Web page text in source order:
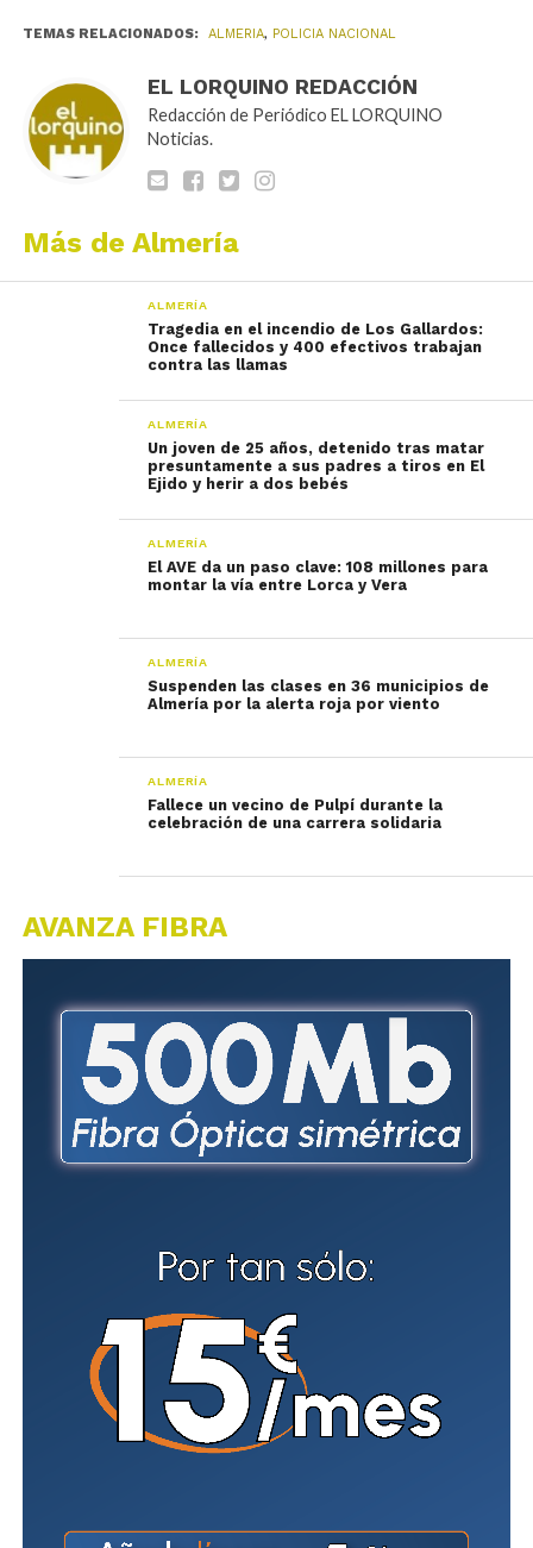
TEMAS RELACIONADOS: ALMERIA, POLICIA NACIONAL
EL LORQUINO REDACCIÓN
Redacción de Periódico EL LORQUINO
Noticias.
Más de Almería
ALMERÍA
Tragedia en el incendio de Los Gallardos:
Once fallecidos y 400 efectivos trabajan
contra las llamas
ALMERÍA
Un joven de 25 años, detenido tras matar
presuntamente a sus padres a tiros en El
Ejido y herir a dos bebés
ALMERÍA
El AVE da un paso clave: 108 millones para
montar la vía entre Lorca y Vera
ALMERÍA
Suspenden las clases en 36 municipios de
Almería por la alerta roja por viento
ALMERÍA
Fallece un vecino de Pulpí durante la
celebración de una carrera solidaria
AVANZA FIBRA